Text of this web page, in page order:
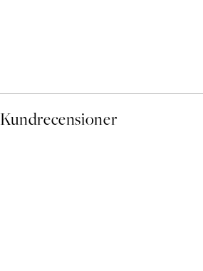
Kundrecensioner